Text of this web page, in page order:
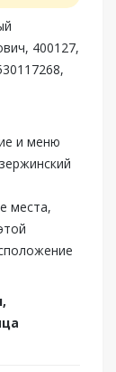
400127,
и меню
места,